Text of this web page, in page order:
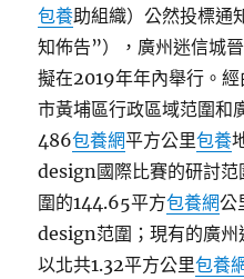
包養助組織）公然投標通
知佈告”），廣州迷信城
擬在2019年年內舉行。
市黃埔區行政區域范圍和
486包養網平方公里包養
design國際比賽的研討范
圍的144.65平方包養網公
design范圍；現有的廣州
以北共1.32平方公里包養